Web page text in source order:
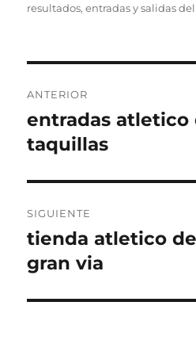
resultados,entradas y salidas
de
entradas
ANTERIOR
Entrada
anterior:
entradas atletico
taquillas
SIGUIENTE
Entrada
siguiente:
tienda atletico
gran via